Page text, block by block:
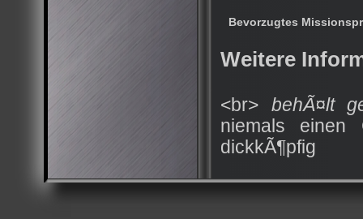
Bevorzugtes
Weitere
<br> behÃ¤lt
niemals
dickkÃ¶pfig